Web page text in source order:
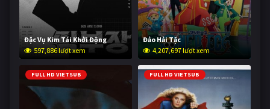
Đặc Vụ Kim Tái Khởi Động
597,886 lượt xem
Đảo Hải Tặc
4,207,697 lượt xem
FULL HD VIETSUB FULL HD VIETSUB